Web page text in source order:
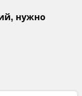
нужно